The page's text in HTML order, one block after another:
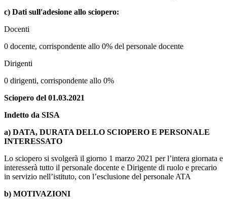
c) Dati sull'adesione allo sciopero:
Docenti
0 docente, corrispondente allo 0% del personale docente
Dirigenti
0 dirigenti, corrispondente allo 0%
Sciopero del 01.03.2021
Indetto da SISA
a) DATA, DURATA DELLO SCIOPERO E PERSONALE
INTERESSATO
Lo sciopero si svolgerà il giorno 1 marzo 2021 per l’intera giornata e
interesserà tutto il personale docente e Dirigente di ruolo e precario
in servizio nell’istituto, con l’esclusione del personale ATA
b) MOTIVAZIONI